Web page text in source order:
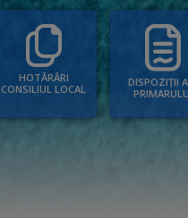
HOTĂRÂRI
CONSILIUL LOCAL
DISPOZIȚII